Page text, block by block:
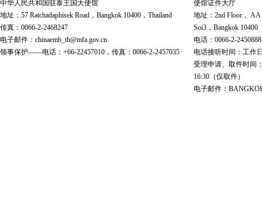
中华人民共和国驻泰王国大使馆
地址：57 Ratchadaphisek Road，Bangkok 10400，Thailand
传真：0066-2-2468247
电子邮件：chinaemb_th@mfa.gov.cn
领事保护——电话：+66-22457010，传真：0066-2-2457035
使馆证件大厅
地址：2nd Floor， AA
Soi3，Bangkok 10400
电话：0066-2-
电话接听时间：工作
受理申请、取件时间
16:30（仅取件）
电子邮件：